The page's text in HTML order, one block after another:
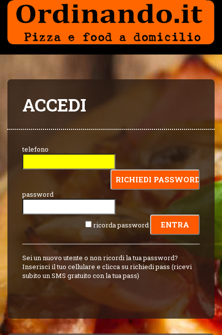
ACCEDI
telefono
password
ricorda password
Sei un nuovo utente o non ricordi la tua password?
Inserisci il tuo cellulare e clicca su richiedi pass (ricevi
subito un SMS gratuito con la tua pass)